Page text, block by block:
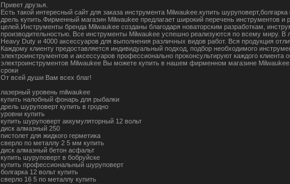
Привет друзья.
Есть такой интересный сайт для заказа инструмента Milwaukee.купить
дрель купить.Фирменный магазин Milwaukee предлагает широкий перечень инструментов
целей.Инструменты бренда Milwaukee созданы благодаря новаторским разработкам,
производительностью. Все инструменты Milwaukee успешно реализуются по всему миру. В
Heavy Duty и 4000 аксессуаров для выполнения различных видов работ. Вся продукция
Каждому клиенту предоставляется индивидуальный подход, подбор необходимого
электроинструментов и аксессуаров профессионально проконсультируют каждого
электроинструментов Milwaukee Вы можете купить в нашем фирменном магазине
сроки
От всей души Вам всех благ!
лазерный уровень milwaukee
купить налобный фонарь для рыбалки
дрель шуруповерт купить в гродно
уровни купить
купить шуруповерт аккумуляторный 12 вольт
диск алмазный 250
пистолет для жидкого герметика
сверло по металлу 2 5 мм купить
диск алмазный бетон асфальт
купить шуруповерт в бобруйске
купить профессиональный шуруповерт
болгарка 12 вольт купить
сверло 16 5 по металлу купить